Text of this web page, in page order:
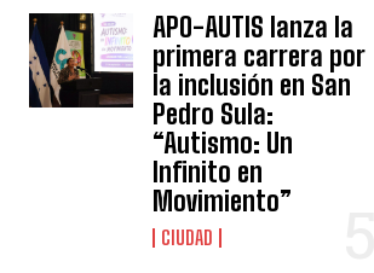
APO-AUTIS lanza la
primera carrera por
la inclusión en San
Pedro Sula:
“Autismo: Un
Infinito en
Movimiento”
CIUDAD